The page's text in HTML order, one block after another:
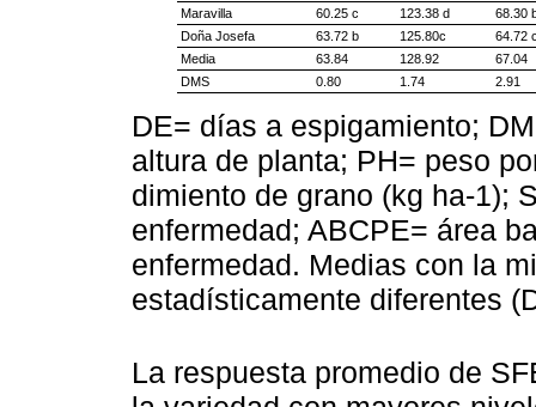
Maravilla
60.25 c 123.38 d
68.30
Doña Josefa
63.72 b 125.80c
64.72
Media
63.84 128.92
67.04
DMS
0.80 1.74 2.91
DE= días a espigamiento;
altura de planta; PH= peso
dimiento de grano (kg ha-1);
enfermedad; ABCPE= área
enfermedad. Medias con la
estadísticamente diferentes
La respuesta promedio de